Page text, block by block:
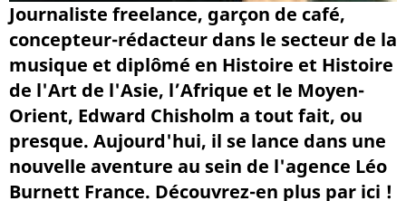
Journaliste freelance, garçon de café,
concepteur-rédacteur dans le secteur de la
musique et diplômé en Histoire et Histoire
de l'Art de l'Asie, l’Afrique et le Moyen-
Orient, Edward Chisholm a tout fait, ou
presque. Aujourd'hui, il se lance dans une
nouvelle aventure au sein de l'agence Léo
Burnett France. Découvrez-en plus par ici !